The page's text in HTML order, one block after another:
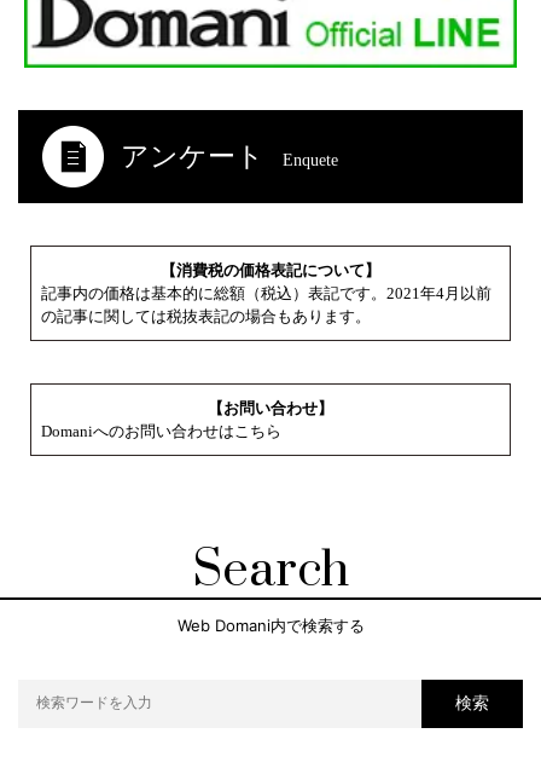
アンケート Enquete
【消費税の価格表記について】
記事内の価格は基本的に総額（税込）表記です。2021年4月以前
の記事に関しては税抜表記の場合もあります。
【お問い合わせ】
Domaniへのお問い合わせはこちら
Search
Web Domani内で検索する
検索